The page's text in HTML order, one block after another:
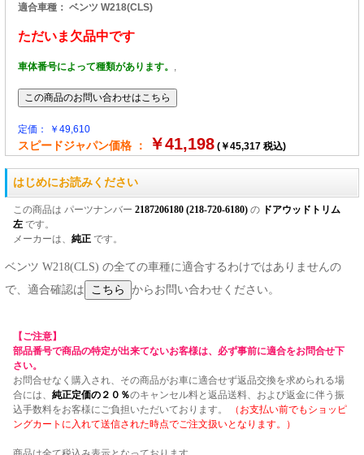
適合車種： ベンツ W218(CLS)
ただいま欠品中です
車体番号によって種類があります。
定価： ￥49,610
スピードジャパン価格 ： ￥41,198 (￥45,317 税込)
はじめにお読みください
この商品は パーツナンバー 2187206180 (218-720-6180) の ドアウッドトリム
左 です。
メーカーは、 純正 です。
ベンツ W218(CLS) の全ての車種に適合するわけではありませんの
で、適合確認は
からお問い合わせください。
【ご注意】
部品番号で商品の特定が出来てないお客様は、必ず事前に適合をお問合せ下
さい。
お問合せなく購入され、その商品がお車に適合せず返品交換を求められる場
合には、 純正定価の２０％のキャンセル料と返品送料、および返金に伴う振
込手数料をお客様にご負担いただいております。
（お支払い前でもショッピ
ングカートに入れて送信された時点でご注文扱いとなります。）